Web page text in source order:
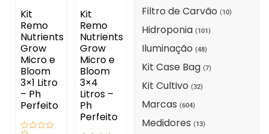
Filtro de Carvão(10)
Hidroponia(101)
Iluminação(48)
Kit Case Bag(7)
Kit Cultivo(32)
Marcas(604)
Medidores(13)
Kit
Remo
Nutrients
Grow
Micro e
Bloom
3×1 Litro
– Ph
Perfeito
Kit
Remo
Nutrients
Grow
Micro e
Bloom
3×4
Litros –
Ph
Perfeito